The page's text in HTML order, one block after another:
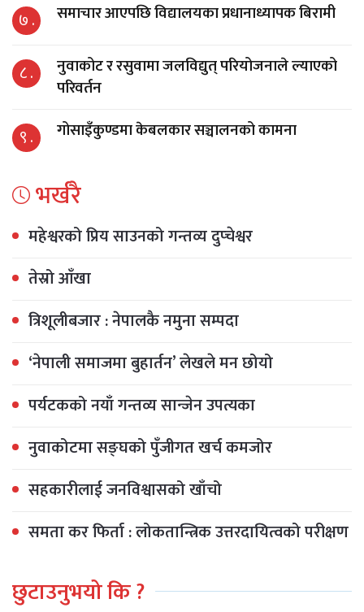
७ . समाचार आएपछि विद्यालयका प्रधानाध्यापक बिरामी
८ .
नुवाकोट र रसुवामा जलविद्युत् परियोजनाले ल्याएको
परिवर्तन
९ . गोसाइँकुण्डमा केबलकार सञ्चालनको कामना
भर्खरै
महेश्वरको प्रिय साउनको गन्तव्य दुप्चेश्वर
तेस्रो आँखा
त्रिशूलीबजार : नेपालकै नमुना सम्पदा
‘नेपाली समाजमा बुहार्तन’ लेखले मन छोयो
पर्यटकको नयाँ गन्तव्य सान्जेन उपत्यका
नुवाकोटमा सङ्घको पुँजीगत खर्च कमजोर
सहकारीलाई जनविश्वासको खाँचो
समता कर फिर्ता : लोकतान्त्रिक उत्तरदायित्वको परीक्षण
छुटाउनुभयो कि ?